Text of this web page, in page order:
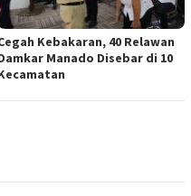
Kebakaran, 40 Relawan
Manado Disebar di 10